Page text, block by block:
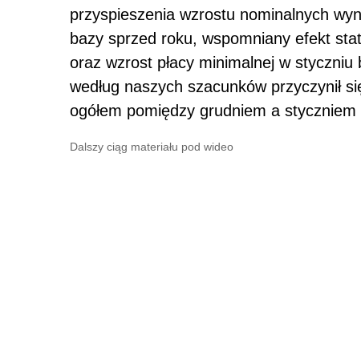
przyspieszenia wzrostu nominalnych
bazy sprzed roku, wspomniany efekt
oraz wzrost płacy minimalnej w
według naszych szacunków przyczynił
ogółem pomiędzy grudniem a
Dalszy ciąg materiału pod wideo